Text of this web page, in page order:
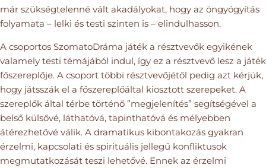
már szükségtelenné vált akadályokat, hogy az öngyógyítás
folyamata – lelki és testi szinten is – elindulhasson.
A csoportos SzomatoDráma játék a résztvevők egyikének
valamely testi témájából indul, így ez a résztvevő lesz a játék
főszereplője. A csoport többi résztvevőjétől pedig azt kérjük,
hogy játsszák el a főszereplőáltal kiosztott szerepeket. A
szereplők által térbe történő ”megjelenítés” segítségével a
belső külsővé, láthatóvá, tapinthatóvá és mélyebben
átérezhetővé válik. A dramatikus kibontakozás gyakran
érzelmi, kapcsolati és spirituális jellegű konfliktusok
megmutatkozását teszi lehetővé. Ennek az érzelmi